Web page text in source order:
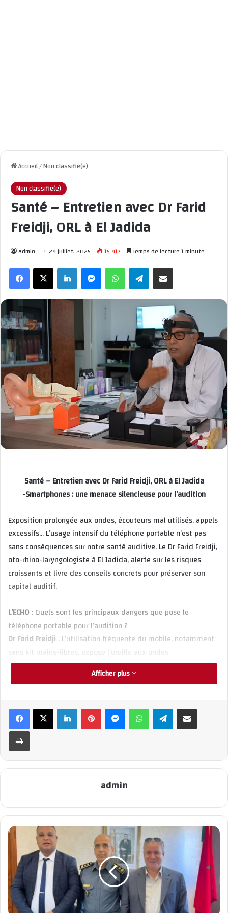
Accueil/Non classifié(e)
Non classifié(e)
Santé – Entretien avec Dr Farid
Freidji, ORL à El Jadida
admin 24 juillet، 2025 15 417 Temps de lecture 1 minute
Telegram
Santé – Entretien avec Dr Farid Freidji, ORL à El Jadida
-Smartphones : une menace silencieuse pour l’audition
Exposition prolongée aux ondes, écouteurs mal utilisés, appels
excessifs… L’usage intensif du téléphone portable n’est pas
sans conséquences sur notre santé auditive. Le Dr Farid Freidji,
oto-rhino-laryngologiste à El Jadida, alerte sur les risques
croissants et livre des conseils concrets pour préserver son
capital auditif.
L’ECHO : Quels sont les principaux dangers que pose le
téléphone portable pour l’audition ?
Dr Farid Freidji : L’utilisation fréquente du mobile, notamment
sans kit mains-libres, expose l’oreille aux ondes
électromagnétiques et à des niveaux sonores parfois
excessifs. À long terme, cette exposition peut provoquer des
Quels signes doivent alerter les utilisateurs ?
On observe de plus en plus de cas d’acouphènes (sifflements),
de fatigue auditive après les appels, de baisse d’audition
précoce, parfois même chez les jeunes, et d’hyperacousie, une
sensibilité excessive aux bruits. Dans certains milieux
professionnels comme les call centers, des traumatismes
Les jeunes sont-ils plus exposés ?
Oui, car ils utilisent massivement le téléphone et les
écouteurs, souvent à volume élevé et pendant de longues
périodes. Ce mode de vie augmente considérablement le
risque de troubles auditifs dès l’adolescence.
•Quelles bonnes pratiques recommandez-vous ?
Afficher plus
Telegram
admin